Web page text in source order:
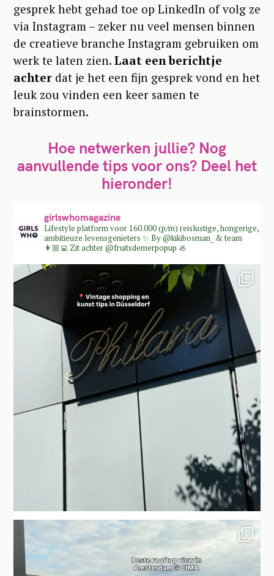
gesprek hebt gehad toe op LinkedIn of volg ze
via Instagram – zeker nu veel mensen binnen
de creatieve branche Instagram gebruiken om
werk te laten zien. Laat een berichtje
achter dat je het een fijn gesprek vond en het
leuk zou vinden een keer samen te
brainstormen.
Hoe netwerken jullie? Nog
aanvullende tips voor ons? Deel het
hieronder!
girlswhomagazine
Lifestyle platform voor 160.000 (p/m) reislustige, hongerige,
ambitieuze levensgenieters ✨ By @kikibosman_ & team
👩🏼‍💻 Zit achter @fruitsdemerpopup 🦪